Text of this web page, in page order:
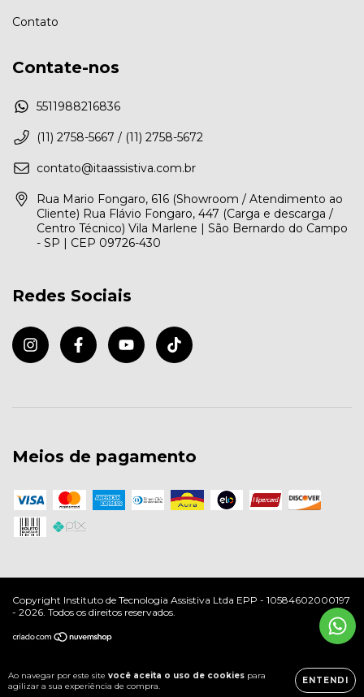
Ao navegar por este site você aceita o uso de cookies para
agilizar a sua experiência de compra.
ENTENDI
Contato
Contate-nos
5511988216836
(11) 2758-5667 / (11) 2758-5672
contato@itaassistiva.com.br
Rua Mario Fongaro, 616 (Showroom / Atendimento ao
Cliente) Rua Flávio Fongaro, 447 (Carga e descarga /
Centro Técnico) Vila Marlene | São Bernardo do Campo
- SP | CEP 09726-430
Redes Sociais
Meios de pagamento
Copyright Instituto de Tecnologia Assistiva Ltda EPP - 10584602000197
- 2026. Todos os direitos reservados.